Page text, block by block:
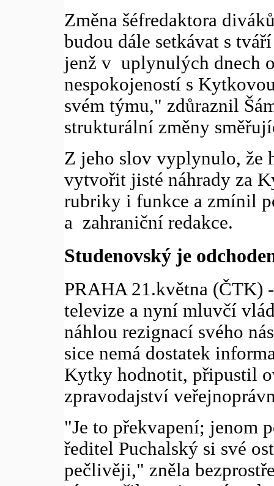
Změna šéfredaktora
budou dále setkávat s
jenž v uplynulých dnech
nespokojeností s
svém týmu," zdůraznil
strukturální změny
Z jeho slov vyplynulo, že
vytvořit jisté náhrady za
rubriky i funkce a zmínil
a zahraniční redakce.
Studenovský je
PRAHA 21.května (ČTK)
televize a nyní mluvčí
náhlou rezignací svého
sice nemá dostatek
Kytky hodnotit, připustil
zpravodajství
"Je to překvapení; jenom
ředitel Puchalský si své
pečlivěji," zněla